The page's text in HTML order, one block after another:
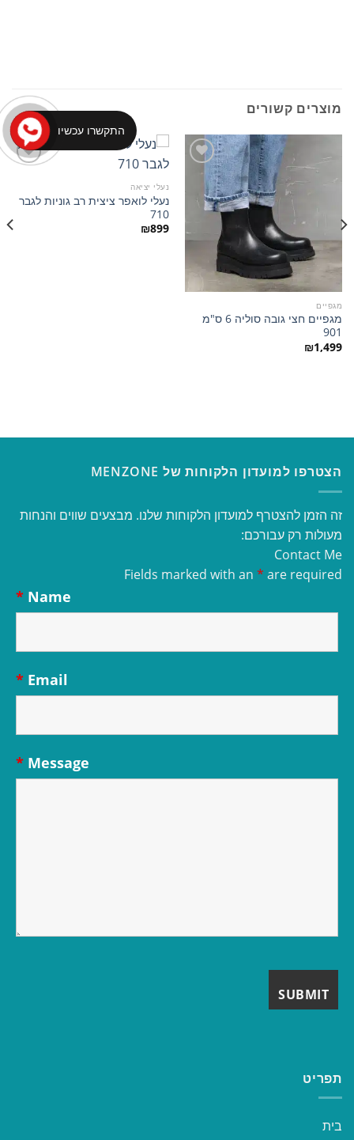
מוצרים קשורים
הוסף
למועדפים
מגפיים
מגפיים חצי גובה סוליה 6 ס"מ
901
₪1,499
הוסף
נעלי יציאה
נעלי לואפר ציצית רב גוניות לגבר
710
₪899
הצטרפו למועדון הלקוחות של MENZONE
זה הזמן להצטרף למועדון הלקוחות שלנו. מבצעים שווים והנחות
מעולות רק עבורכם:
Contact Me
Fields marked with an * are required
Name
*
Email
*
Message
*
תפריט
בית
התקשרו עכשיו